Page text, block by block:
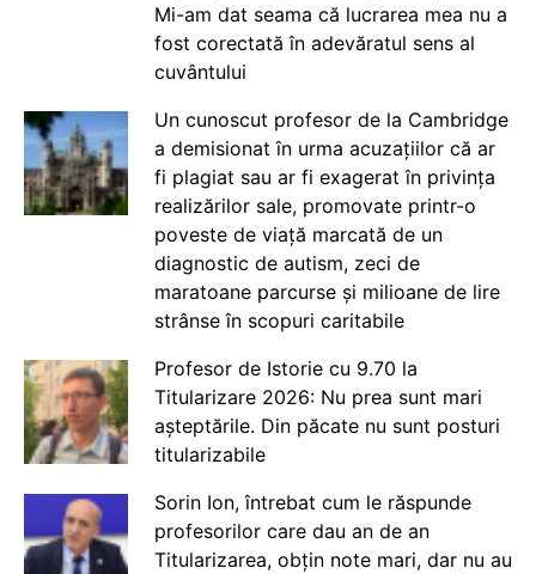
Mi-am dat seama că lucrarea mea nu a
fost corectată în adevăratul sens al
cuvântului
Un cunoscut profesor de la Cambridge
a demisionat în urma acuzațiilor că ar
fi plagiat sau ar fi exagerat în privința
realizărilor sale, promovate printr-o
poveste de viață marcată de un
diagnostic de autism, zeci de
maratoane parcurse și milioane de lire
strânse în scopuri caritabile
Profesor de Istorie cu 9.70 la
Titularizare 2026: Nu prea sunt mari
așteptările. Din păcate nu sunt posturi
titularizabile
Sorin Ion, întrebat cum le răspunde
profesorilor care dau an de an
Titularizarea, obțin note mari, dar nu au